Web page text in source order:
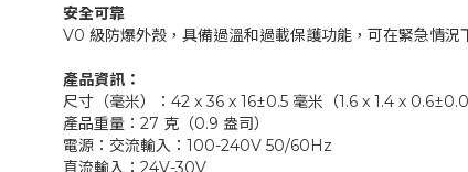
安全可靠
V0 級防爆外殼，具備過溫和過載保護功能，可在緊急情
產品資訊：
尺寸（毫米）：42 x 36 x 16±0.5 毫米（1.6 x 1.4 x
產品重量：27 克（0.9 盎司）
電源：交流輸入：100-240V 50/60Hz
直流輸入：24V-30V